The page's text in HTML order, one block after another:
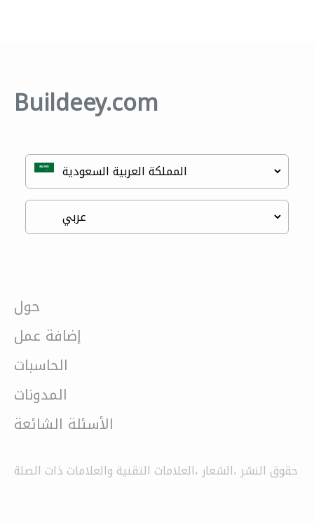
Buildeey.com
حول
إضافة عمل
الحاسبات
المدونات
الأسئلة الشائعة
حقوق النشر ،الشعار ،العلامات التقنية والعلامات ذات الصلة